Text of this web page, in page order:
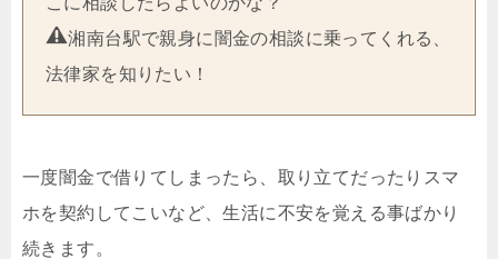
湘南台駅で親身に闇金の相談に乗ってくれる、
法律家を知りたい！
一度闇金で借りてしまったら、取り立てだったりスマ
ホを契約してこいなど、生活に不安を覚える事ばかり
続きます。